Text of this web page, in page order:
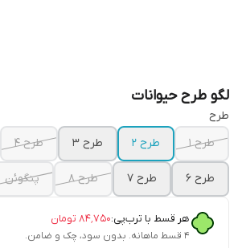
لگو طرح حیوانات
طرح
طرح ۱
طرح ۲ طرح ۳ طرح ۴
طرح ۶ طرح ۷ طرح ۸ پنگوئن
هر قسط با ترب‌پی:۸۴٬۷۵۰ تومان
۴ قسط ماهانه. بدون سود، چک و ضامن.